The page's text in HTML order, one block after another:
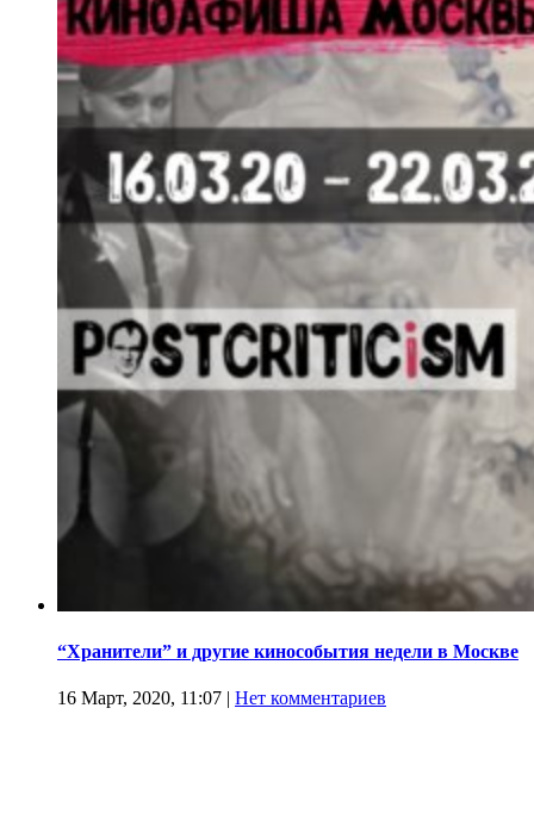
“Хранители” и другие кинособытия недели в Москве
16 Март, 2020, 11:07 | Нет комментариев